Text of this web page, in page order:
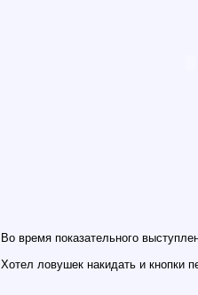
Во время показательного
Хотел ловушек накидать и кнопки